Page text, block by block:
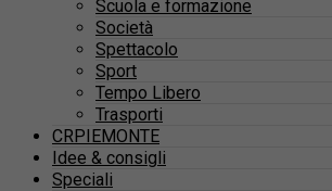
Scuola e formazione
Società
Spettacolo
Sport
Tempo Libero
Trasporti
CRPIEMONTE
Idee & consigli
Speciali